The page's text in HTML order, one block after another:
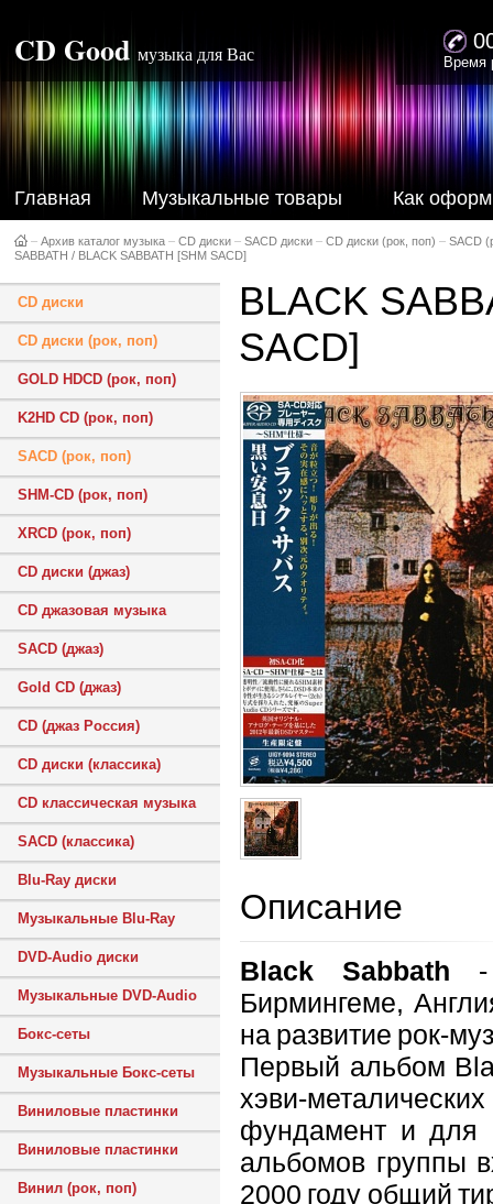
CD Good музыка для Вас Время
Главная Музыкальные товары Как
– Архив каталог музыка – CD диски – SACD диски – CD диски (рок, поп) – SACD
SABBATH / BLACK SABBATH [SHM SACD]
CD диски
CD диски (рок, поп)
GOLD HDCD (рок, поп)
K2HD CD (рок, поп)
SACD (рок, поп)
SHM-CD (рок, поп)
XRCD (рок, поп)
CD диски (джаз)
CD джазовая музыка
SACD (джаз)
Gold CD (джаз)
CD (джаз Россия)
CD диски (классика)
CD классическая музыка
SACD (классика)
Blu-Ray диски
Музыкальные Blu-Ray
DVD-Audio диски
Музыкальные DVD-Audio
Бокс-сеты
Музыкальные Бокс-сеты
Виниловые пластинки
Виниловые пластинки
Винил (рок, поп)
BLACK
SACD]
Описание
Black Sabbath -
Бирмингеме,
на развитие рок-
Первый альбом
хэви-
фундамент и для
альбомов группы
2000 году общий